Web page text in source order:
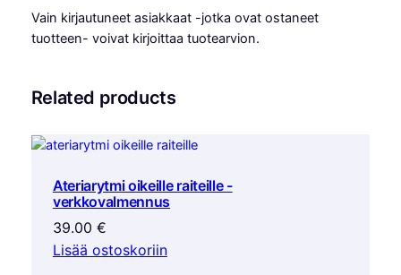
s
y
i
e
Vain kirjautuneet asiakkaat -jotka ovat ostaneet
tuotteen- voivat kirjoittaa tuotearvion.
Related products
Ateriarytmi oikeille raiteille -
verkkovalmennus
39.00 €
Lisää ostoskoriin